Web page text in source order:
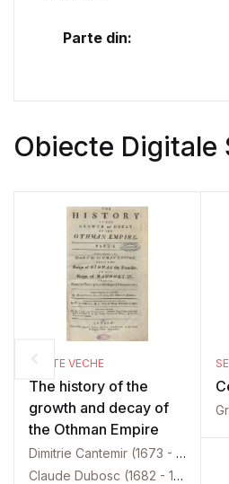
Parte din:
Obiecte Digitale
CARTE VECHE
The history of the
growth and decay of
the Othman Empire
Dimitrie Cantemir (1673 - 1723)
Claude Dubosc (1682 - 1745)